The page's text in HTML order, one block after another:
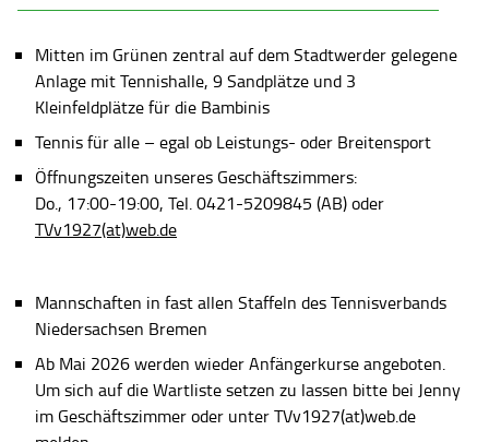
Mitten im Grünen zentral auf dem Stadtwerder gelegene
Anlage mit Tennishalle, 9 Sandplätze und 3
Kleinfeldplätze für die Bambinis
Tennis für alle – egal ob Leistungs- oder Breitensport
Öffnungszeiten unseres Geschäftszimmers:
Do., 17:00-19:00, Tel. 0421-5209845 (AB) oder
TVv1927(at)web.de
Mannschaften in fast allen Staffeln des Tennisverbands
Niedersachsen Bremen
Ab Mai 2026 werden wieder Anfängerkurse angeboten.
Um sich auf die Wartliste setzen zu lassen bitte bei Jenny
im Geschäftszimmer oder unter TVv1927(at)web.de